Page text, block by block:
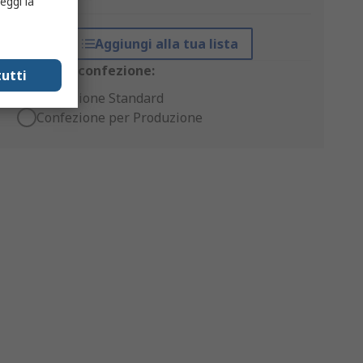
Aggiungi alla tua lista
Opzioni di confezione:
Confezione Standard
Confezione per Produzione